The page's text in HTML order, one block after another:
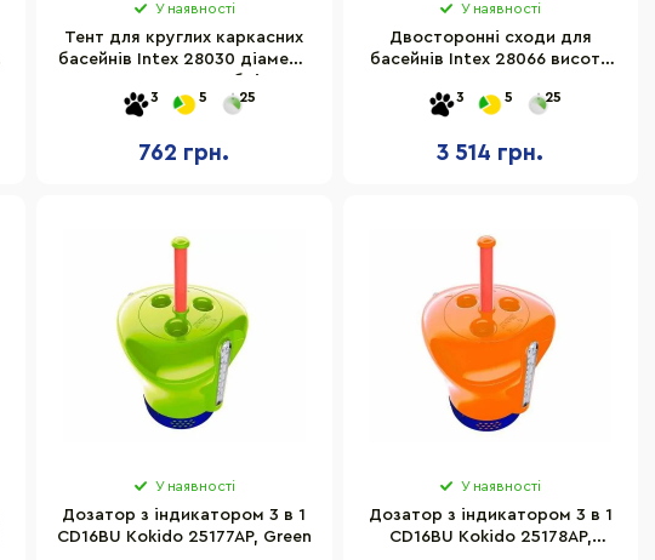
У наявності
Тент для круглих каркасних
басейнів Intex 28030 діаметр
3 5 25
762 грн.
У наявності
Двосторонні сходи для
басейнів Intex 28066 висота
3 5 25
3 514 грн.
У наявності
Дозатор з індикатором 3 в 1
CD16BU Kokido 25177AP, Green
У наявності
Дозатор з індикатором 3 в 1
CD16BU Kokido 25178AP,